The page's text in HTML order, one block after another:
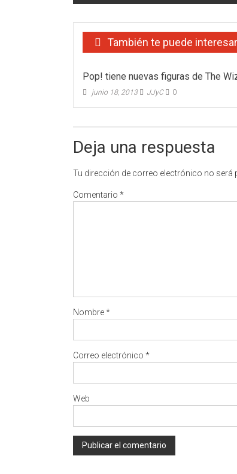
de
entradas
También te puede interesar
Pop! tiene nuevas figuras de The
junio 18, 2013 JJyC 0
Deja una respuesta
Tu dirección de correo electrónico no será
Comentario *
Nombre*
Correo electrónico *
Web